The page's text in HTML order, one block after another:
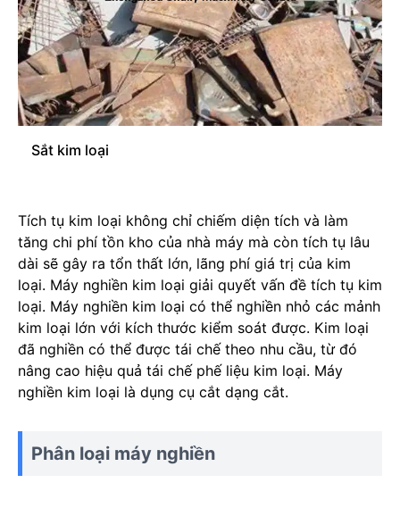
Sắt kim loại
Tích tụ kim loại không chỉ chiếm diện tích và làm
tăng chi phí tồn kho của nhà máy mà còn tích tụ lâu
dài sẽ gây ra tổn thất lớn, lãng phí giá trị của kim
loại. Máy nghiền kim loại giải quyết vấn đề tích tụ kim
loại. Máy nghiền kim loại có thể nghiền nhỏ các mảnh
kim loại lớn với kích thước kiểm soát được. Kim loại
đã nghiền có thể được tái chế theo nhu cầu, từ đó
nâng cao hiệu quả tái chế phế liệu kim loại. Máy
nghiền kim loại là dụng cụ cắt dạng cắt.
Phân loại máy nghiền